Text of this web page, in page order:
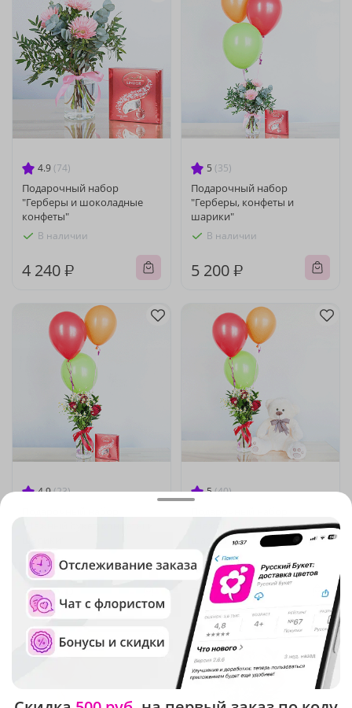
4.9 (74)
Подарочный набор
"Герберы и шоколадные
конфеты"
В наличии
4 240 ₽
5 (35)
Подарочный набор
"Герберы, конфеты и
шарики"
В наличии
5 200 ₽
4.9(23)
В наличии
5 460 ₽
5(40)
"Нежный букет, мишка и
шарики"
В наличии
7 670 ₽